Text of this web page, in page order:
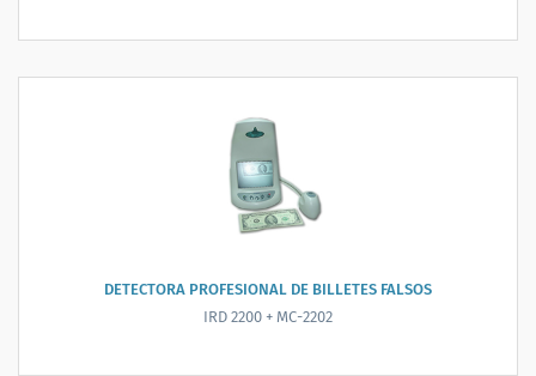
DETECTORA PROFESIONAL DE BILLETES FALSOS
IRD 2200 + MC-2202